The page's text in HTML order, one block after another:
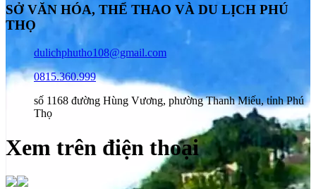
SỞ VĂN HÓA, THỂ THAO VÀ DU LỊCH PHÚ
THỌ
dulichphutho108@gmail.com
0815.360.999
số 1168 đường Hùng Vương, phường Thanh Miếu, tỉnh Phú
Thọ
Xem trên điện thoại